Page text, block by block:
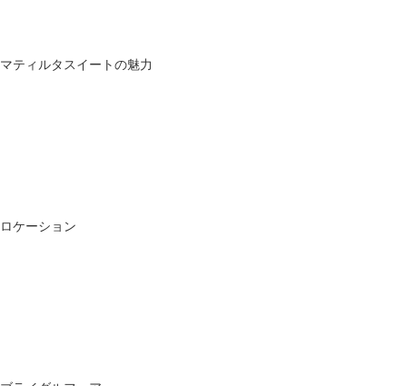
マティルタスイートの魅力
ロケーション